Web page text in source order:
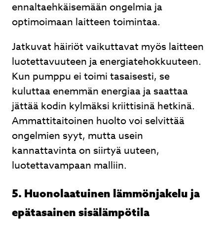
ennaltaehkäisemään ongelmia ja
optimoimaan laitteen toimintaa.
Jatkuvat häiriöt vaikuttavat myös laitteen
luotettavuuteen ja energiatehokkuuteen.
Kun pumppu ei toimi tasaisesti, se
kuluttaa enemmän energiaa ja saattaa
jättää kodin kylmäksi kriittisinä hetkinä.
Ammattitaitoinen huolto voi selvittää
ongelmien syyt, mutta usein
kannattavinta on siirtyä uuteen,
luotettavampaan malliin.
5. Huonolaatuinen lämmönjakelu ja
epätasainen sisälämpötila